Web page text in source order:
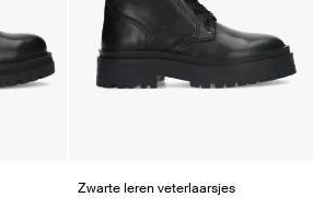
Zwarte leren veterlaarsjes